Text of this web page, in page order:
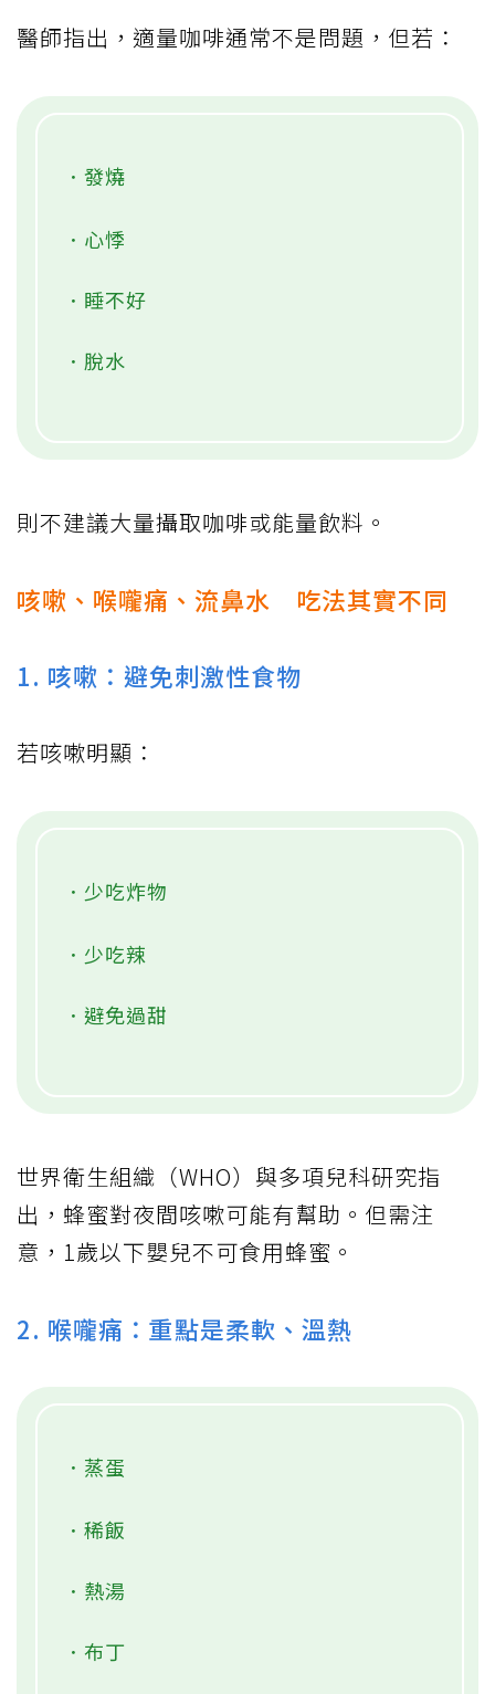
醫師指出，適量咖啡通常不是問題，但若：
．發燒
．心悸
．睡不好
．脫水
則不建議大量攝取咖啡或能量飲料。
咳嗽、喉嚨痛、流鼻水 吃法其實不同
1. 咳嗽：避免刺激性食物
若咳嗽明顯：
．少吃炸物
．少吃辣
．避免過甜
世界衛生組織（WHO）與多項兒科研究指
出，蜂蜜對夜間咳嗽可能有幫助。但需注
意，1歲以下嬰兒不可食用蜂蜜。
2. 喉嚨痛：重點是柔軟、溫熱
．蒸蛋
．稀飯
．熱湯
．布丁